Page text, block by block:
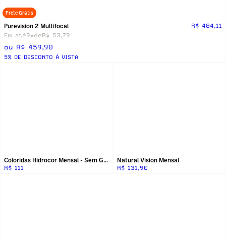
Frete Grátis
Purevision 2 Multifocal
R$ 484,11
Em até9xdeR$ 53,79
ou R$ 459,90
5% DE DESCONTO Á VISTA
Coloridas Hidrocor Mensal - Sem Grau
R$ 111
Natural Vision Mensal
R$ 131,90